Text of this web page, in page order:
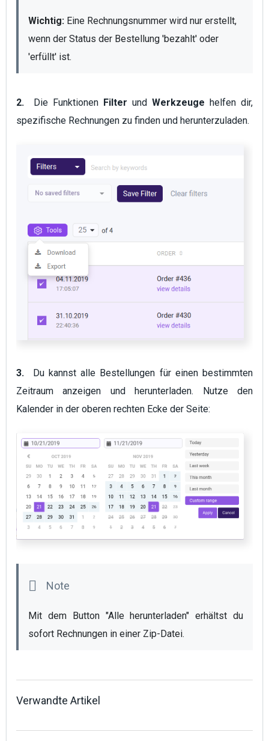
Wichtig: Eine Rechnungsnummer wird nur erstellt,
wenn der Status der Bestellung 'bezahlt' oder
'erfüllt' ist.
2. Die Funktionen Filter und Werkzeuge helfen dir,
spezifische Rechnungen zu finden und herunterzuladen.
3. Du kannst alle Bestellungen für einen bestimmten
Zeitraum anzeigen und herunterladen. Nutze den
Kalender in der oberen rechten Ecke der Seite:
Mit dem Button "Alle herunterladen" erhältst du
sofort Rechnungen in einer Zip-Datei.
Verwandte Artikel